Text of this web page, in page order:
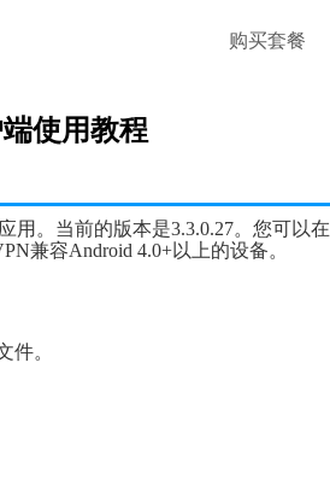
购买套餐
使用教程
用。当前的版本是3.3.0.27。 您可以在
兼容Android 4.0+以上的设备。
件。